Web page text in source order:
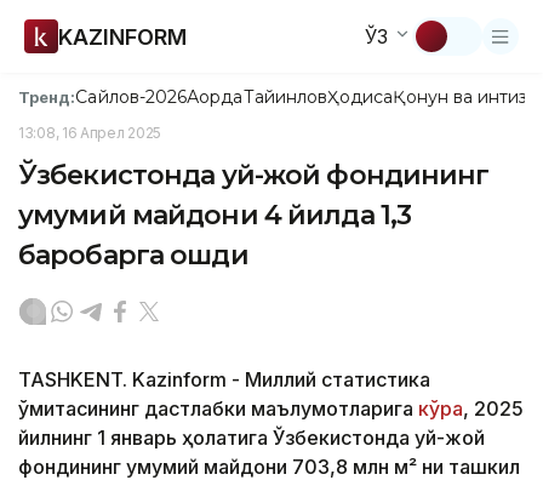
KAZINFORM ЎЗ
Тренд:Сайлов-2026АқордаТайинловҲодисаҚонун ва
13:08, 16 Апрел 2025
Ўзбекистонда уй-жой фондининг
умумий майдони 4 йилда 1,3
баробарга ошди
TASHKENT. Kazinform - Миллий статистика
қўмитасининг дастлабки маълумотларига кўра, 2025
йилнинг 1 январь ҳолатига Ўзбекистонда уй-жой
фондининг умумий майдони 703,8 млн м² ни ташкил